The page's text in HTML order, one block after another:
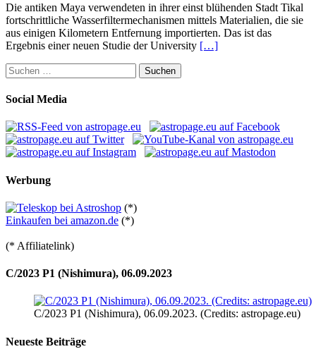
Die antiken Maya verwendeten in ihrer einst blühenden Stadt Tikal
fortschrittliche Wasserfiltermechanismen mittels Materialien, die sie
aus einigen Kilometern Entfernung importierten. Das ist das
Ergebnis einer neuen Studie der University […]
Suchen
nach:
Social Media
Werbung
(*)
Einkaufen bei amazon.de (*)
(* Affiliatelink)
C/2023 P1 (Nishimura), 06.09.2023
C/2023 P1 (Nishimura), 06.09.2023. (Credits: astropage.eu)
Neueste Beiträge